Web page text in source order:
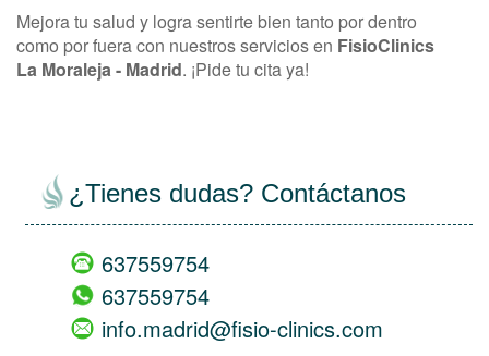
Mejora tu salud y logra sentirte bien tanto por dentro
como por fuera con nuestros servicios en FisioClinics
La Moraleja - Madrid. ¡Pide tu cita ya!
¿Tienes dudas? Contáctanos
637559754
637559754
info.madrid@fisio-clinics.com